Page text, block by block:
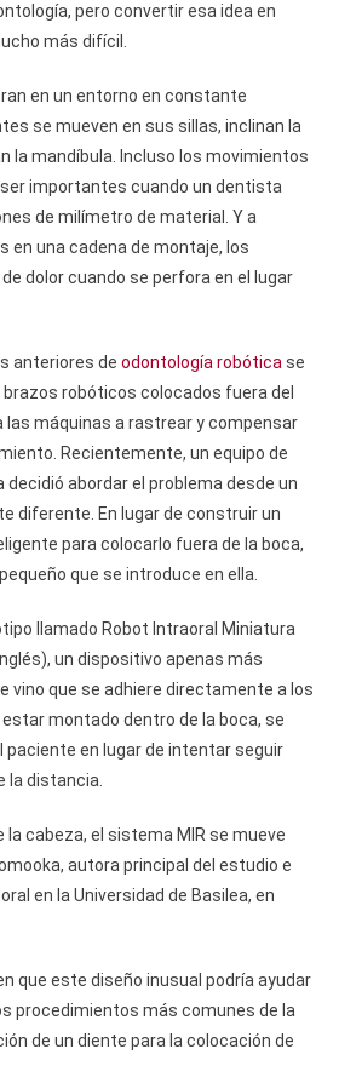
pero convertir esa idea en
más difícil.
en un entorno en constante
se mueven en sus sillas, inclinan la
la mandíbula. Incluso los movimientos
importantes cuando un dentista
de milímetro de material. Y a
en una cadena de montaje, los
dolor cuando se perfora en el lugar
anteriores de odontología robóticase
brazos robóticos colocados fuera del
las máquinas a rastrear y compensar
Recientemente, un equipo de
abordar el problema desde un
diferente. En lugar de construir un
para colocarlo fuera de la boca,
que se introduce en ella.
llamado Robot Intraoral Miniatura
un dispositivo apenas más
vino que se adhiere directamente a los
montado dentro de la boca, se
paciente en lugar de intentar seguir
la distancia.
la cabeza, el sistema MIR se mueve
autora principal del estudio e
en la Universidad de Basilea, en
que este diseño inusual podría ayudar
procedimientos más comunes de la
de un diente para la colocación de